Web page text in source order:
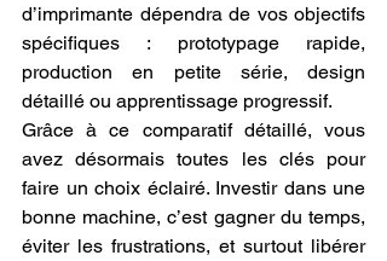
d’imprimante dépendra de vos objectifs
spécifiques : prototypage rapide,
production en petite série, design
détaillé ou apprentissage progressif.
Grâce à ce comparatif détaillé, vous
avez désormais toutes les clés pour
faire un choix éclairé. Investir dans une
bonne machine, c’est gagner du temps,
éviter les frustrations, et surtout libérer